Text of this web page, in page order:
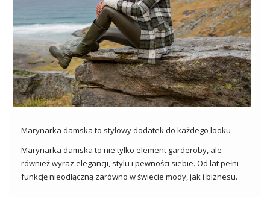
Marynarka damska to stylowy dodatek do każdego looku
Marynarka damska to nie tylko element garderoby, ale
również wyraz elegancji, stylu i pewności siebie. Od lat pełni
funkcję nieodłączną zarówno w świecie mody, jak i biznesu.